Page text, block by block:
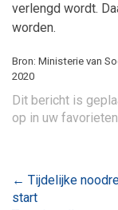
verlengd wordt.
worden.
Bron: Ministerie van
2020
Dit bericht is
op in uw
Bericht
← Tijdelijke
start